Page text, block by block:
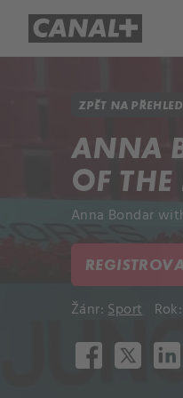
ZPĚT NA PŘEHLED
ANNA
OF
Anna Bondar
Žánr:Sport